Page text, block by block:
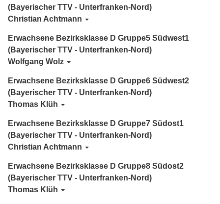
(Bayerischer TTV - Unterfranken-Nord)
Christian Achtmann
Erwachsene Bezirksklasse D Gruppe5 Südwest1
(Bayerischer TTV - Unterfranken-Nord)
Wolfgang Wolz
Erwachsene Bezirksklasse D Gruppe6 Südwest2
(Bayerischer TTV - Unterfranken-Nord)
Thomas Klüh
Erwachsene Bezirksklasse D Gruppe7 Südost1
(Bayerischer TTV - Unterfranken-Nord)
Christian Achtmann
Erwachsene Bezirksklasse D Gruppe8 Südost2
(Bayerischer TTV - Unterfranken-Nord)
Thomas Klüh